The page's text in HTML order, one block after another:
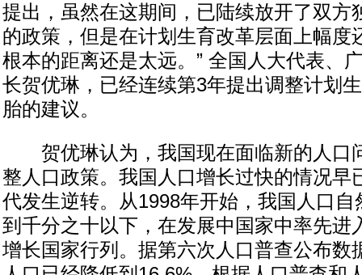
提出，虽然在这期间，已陆续放开了双方
的政策，但是在计划生育改革层面上幅度
根本的距离还是太远。” 全国人大代表、
长贺优琳，已经连续第3年提出调整计划
胎的建议。
贺优琳认为，我国现在面临新的人口
整人口政策。我国人口增长过快的情况早
代发生逆转。从1998年开始，我国人口
到千分之十以下，在发展中国家中率先进
增长国家行列。据第六次人口普查公布数